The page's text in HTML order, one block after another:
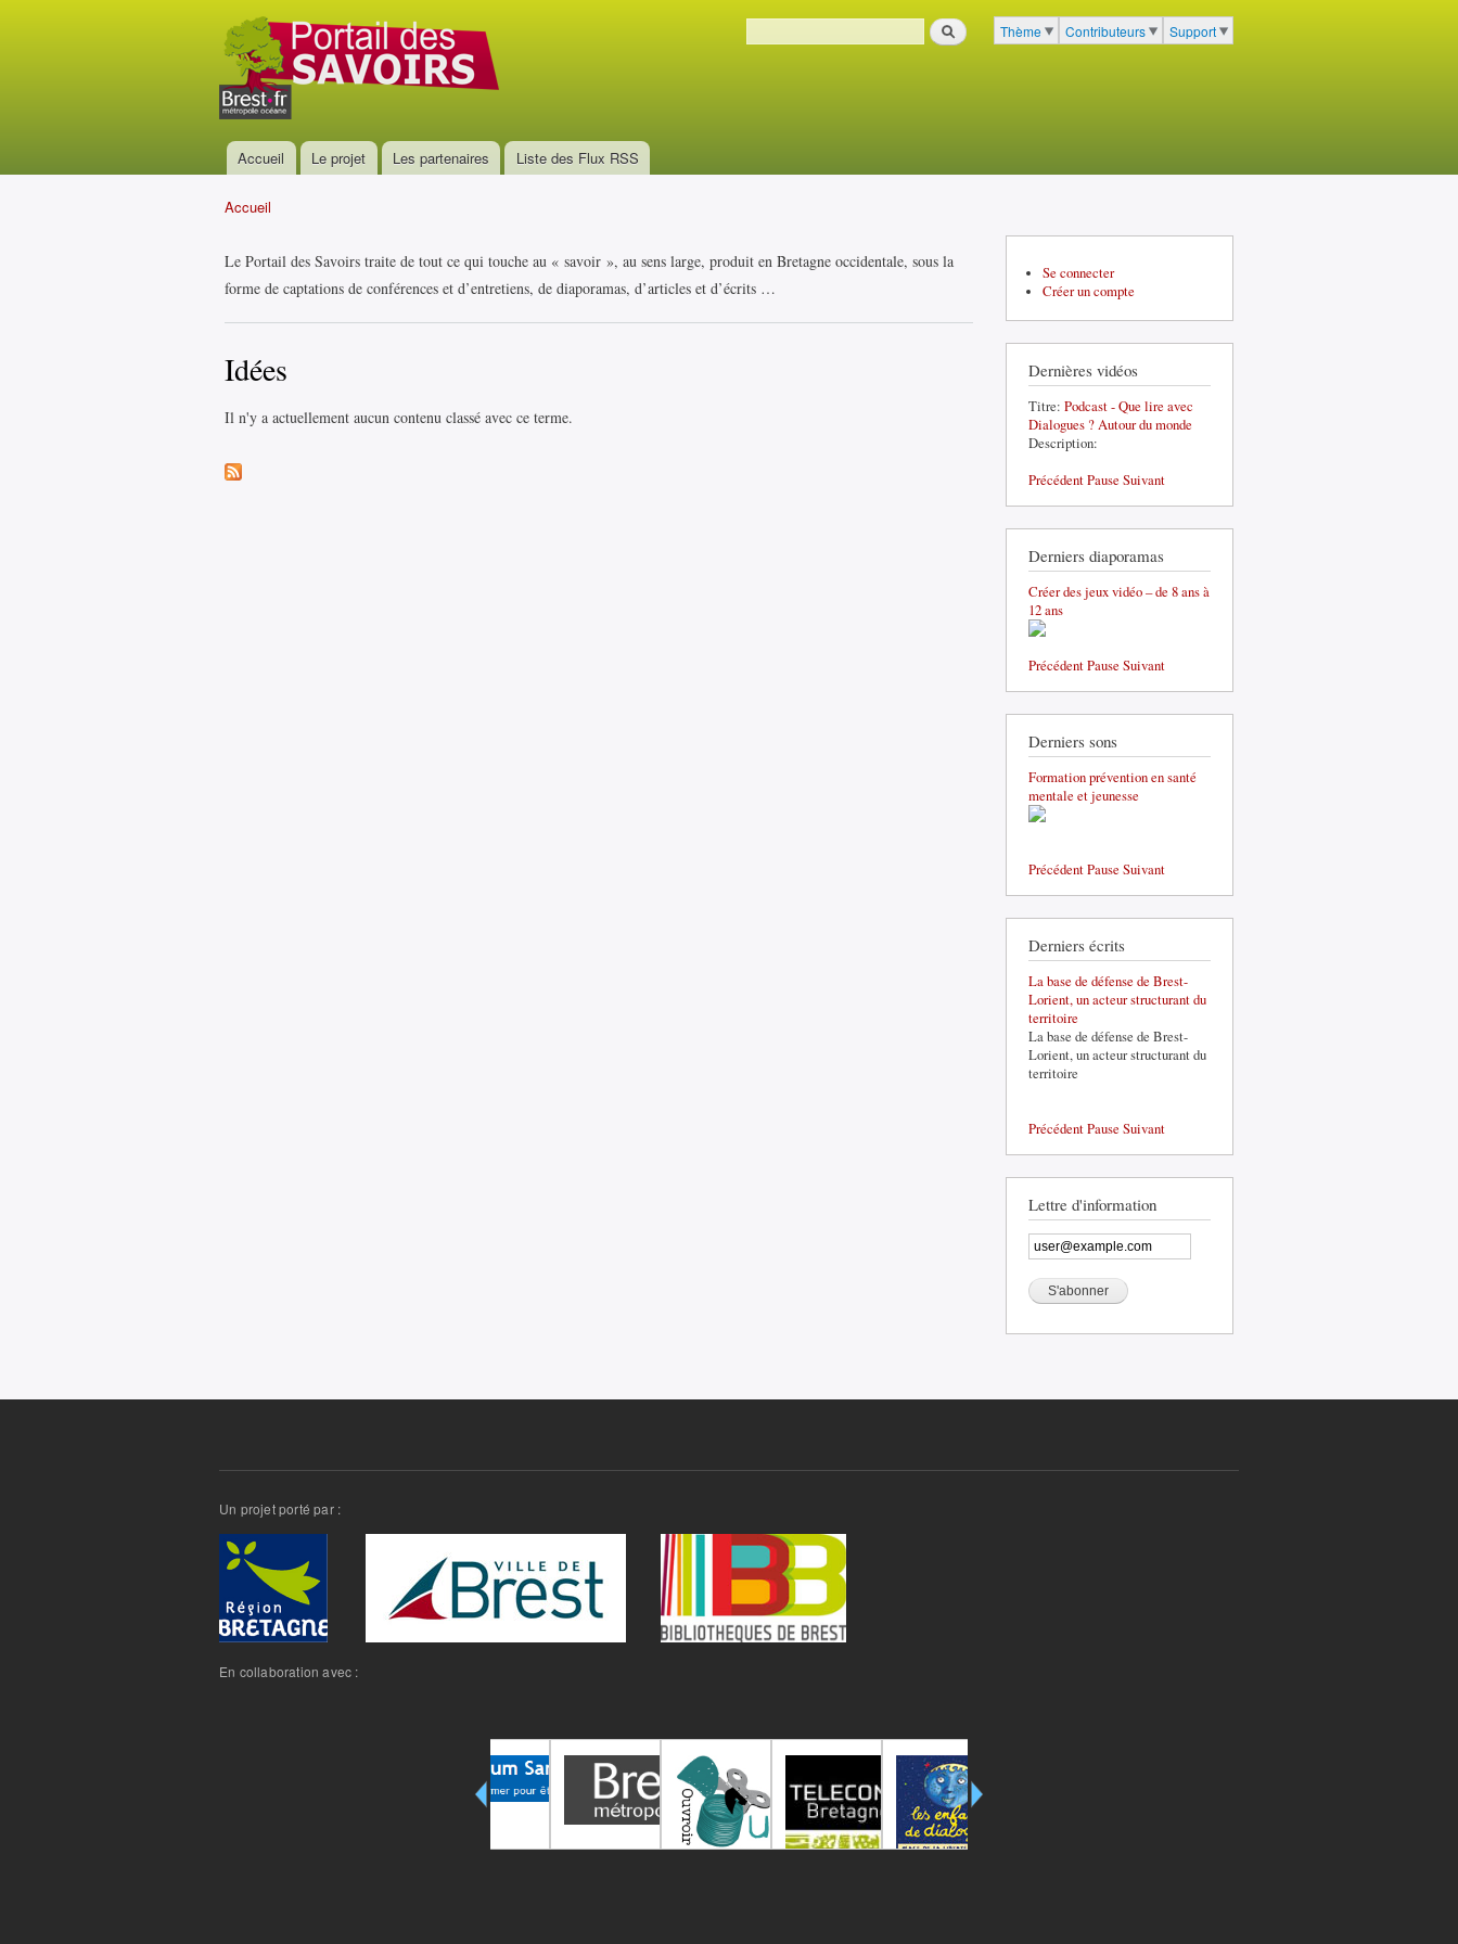
Portail
des
savoirs
Formulaire de recherche
Rechercher
Menu du portail à 3 entrées
Thème Contributeurs Support
Menu principal
Accueil Le projet Les partenaires Liste des Flux RSS
Accueil
Le Portail des Savoirs traite de tout ce qui touche au « savoir », au sens large, produit en Bretagne occidentale, sous la
forme de captations de conférences et d’entretiens, de diaporamas, d’articles et d’écrits …
Idées
Il n'y a actuellement aucun contenu classé avec ce terme.
Se connecter
Créer un compte
Dernières vidéos
Titre: Podcast - Que lire avec
Dialogues ? Autour du monde
Description:
PrécédentPause Suivant
Derniers diaporamas
Créer des jeux vidéo – de 8 ans à
12 ans
PrécédentPause Suivant
Derniers sons
Formation prévention en santé
mentale et jeunesse
PrécédentPause Suivant
Derniers écrits
La base de défense de Brest-
Lorient, un acteur structurant du
territoire
La base de défense de Brest-
Lorient, un acteur structurant du
territoire
PrécédentPause Suivant
Lettre d'information
Un projet porté par :
En collaboration avec :